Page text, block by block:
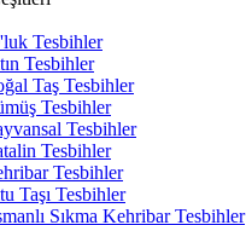
Tesbihler
Tesbihler
Taş Tesbihler
Tesbihler
Tesbihler
Tesbihler
Tesbihler
Taşı Tesbihler
Sıkma Kehribar Tesbihler